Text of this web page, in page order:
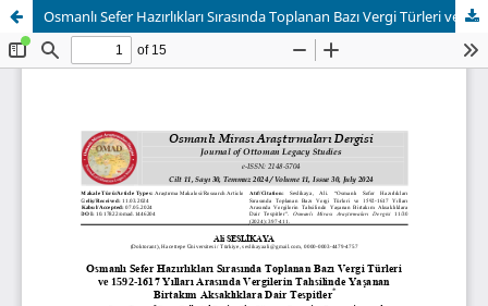
Osmanlı Sefer Hazırlıkları Sırasında Toplanan Bazı Vergi Türleri ve 1592-1617 Yılları Arasında Vergilerin Tahsilinde Yaşanan Birtakım Aksaklıklara Dair Tespitler